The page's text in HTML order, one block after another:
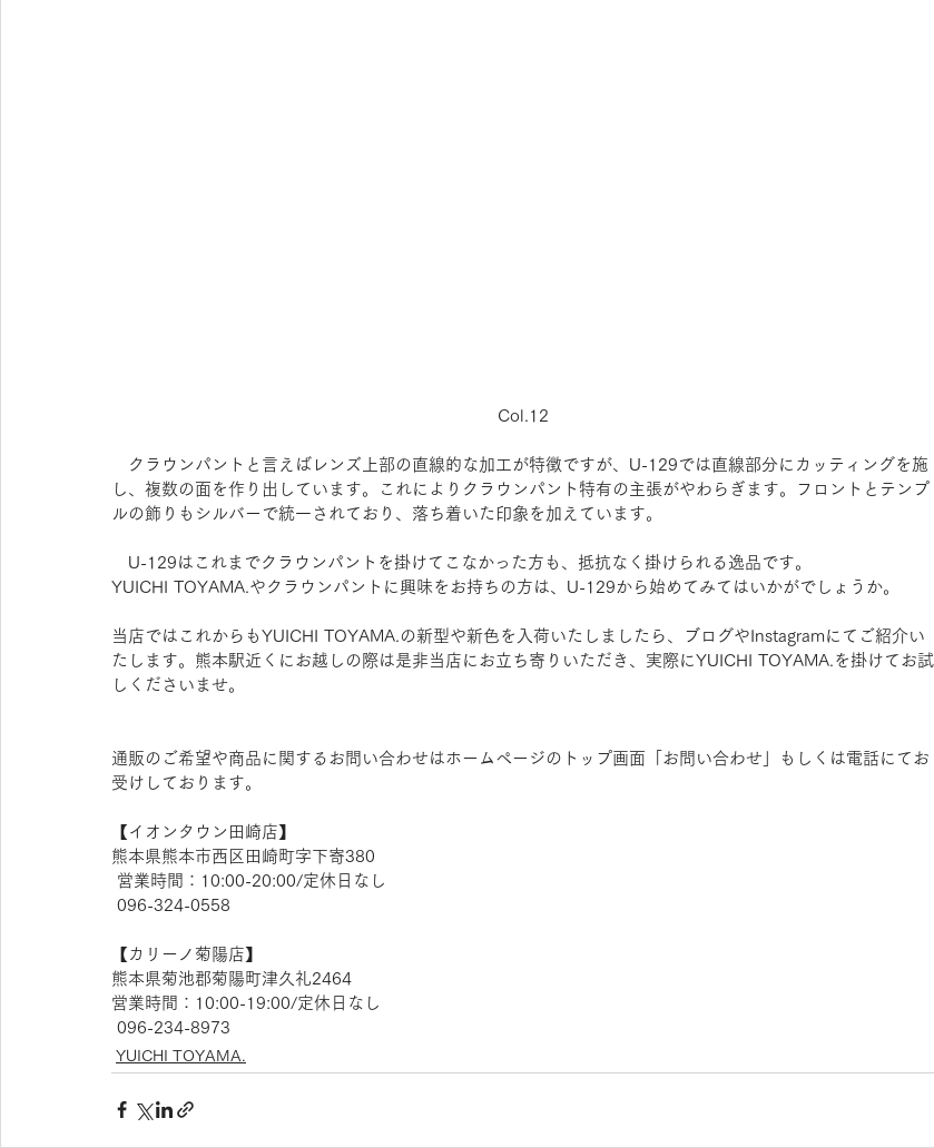
Col.12
クラウンパントと言えばレンズ上部の直線的な加工が特徴ですが、U-129では直線部分にカッティングを施
し、複数の面を作り出しています。これによりクラウンパント特有の主張がやわらぎます。フロントとテンプ
ルの飾りもシルバーで統一されており、落ち着いた印象を加えています。
U-129はこれまでクラウンパントを掛けてこなかった方も、抵抗なく掛けられる逸品です。
YUICHI TOYAMA.やクラウンパントに興味をお持ちの方は、U-129から始めてみてはいかがでしょうか。
当店ではこれからもYUICHI TOYAMA.の新型や新色を入荷いたしましたら、ブログやInstagramにてご紹介い
たします。熊本駅近くにお越しの際は是非当店にお立ち寄りいただき、実際にYUICHI TOYAMA.を掛けてお試
しくださいませ。
通販のご希望や商品に関するお問い合わせはホームページのトップ画面「お問い合わせ」もしくは電話にてお
受けしております。
【​イオンタウン田崎店】
熊本県熊本市西区田崎町字下寄380
営業時間：10:00-20:00/定休日なし
096-324-0558
【​カリーノ菊陽店】
熊本県菊池郡菊陽町津久礼2464
営業時間：10:00-19:00/定休日なし
096-234-8973
YUICHI TOYAMA.